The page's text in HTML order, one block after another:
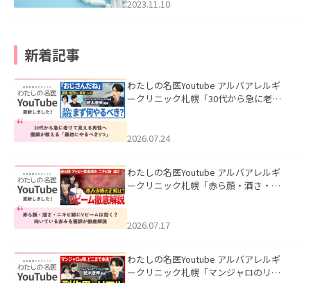
2023.11.10
新着記事
わたしの名医Youtube アルバアレルギ
ークリニック札幌「30代から急に老け
た。
2026.07.24
わたしの名医Youtube アルバアレルギ
ークリニック札幌「赤ら顔・酒さ・ニ
した。
2026.07.17
わたしの名医Youtube アルバアレルギ
ークリニック札幌「マンジャロのリア